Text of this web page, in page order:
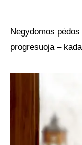
Negydomos
progresuoja –